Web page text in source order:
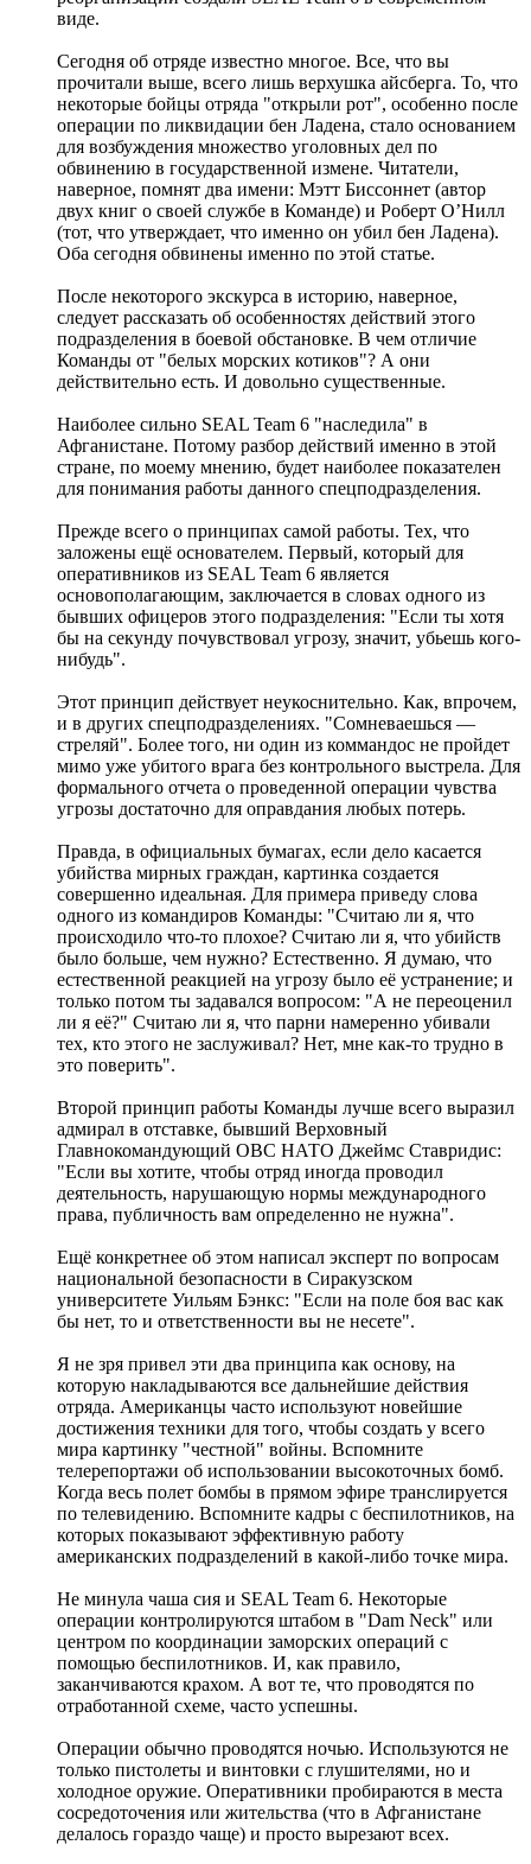
виде.
Сегодня об отряде известно многое. Все, что вы
прочитали выше, всего лишь верхушка айсберга. То, что
некоторые бойцы отряда "открыли рот", особенно после
операции по ликвидации бен Ладена, стало основанием
для возбуждения множество уголовных дел по
обвинению в государственной измене. Читатели,
наверное, помнят два имени: Мэтт Биссоннет (автор
двух книг о своей службе в Команде) и Роберт О’Нилл
(тот, что утверждает, что именно он убил бен Ладена).
Оба сегодня обвинены именно по этой статье.
После некоторого экскурса в историю, наверное,
следует рассказать об особенностях действий этого
подразделения в боевой обстановке. В чем отличие
Команды от "белых морских котиков"? А они
действительно есть. И довольно существенные.
Наиболее сильно SEAL Team 6 "наследила" в
Афганистане. Потому разбор действий именно в этой
стране, по моему мнению, будет наиболее показателен
для понимания работы данного спецподразделения.
Прежде всего о принципах самой работы. Тех, что
заложены ещё основателем. Первый, который для
оперативников из SEAL Team 6 является
основополагающим, заключается в словах одного из
бывших офицеров этого подразделения: "Если ты хотя
бы на секунду почувствовал угрозу, значит, убьешь кого-
нибудь".
Этот принцип действует неукоснительно. Как, впрочем,
и в других спецподразделениях. "Сомневаешься —
стреляй". Более того, ни один из коммандос не пройдет
мимо уже убитого врага без контрольного выстрела. Для
формального отчета о проведенной операции чувства
угрозы достаточно для оправдания любых потерь.
Правда, в официальных бумагах, если дело касается
убийства мирных граждан, картинка создается
совершенно идеальная. Для примера приведу слова
одного из командиров Команды: "Считаю ли я, что
происходило что-то плохое? Считаю ли я, что убийств
было больше, чем нужно? Естественно. Я думаю, что
естественной реакцией на угрозу было её устранение; и
только потом ты задавался вопросом: "А не переоценил
ли я её?" Считаю ли я, что парни намеренно убивали
тех, кто этого не заслуживал? Нет, мне как-то трудно в
это поверить".
Второй принцип работы Команды лучше всего выразил
адмирал в отставке, бывший Верховный
Главнокомандующий ОВС НАТО Джеймс Ставридис:
"Если вы хотите, чтобы отряд иногда проводил
деятельность, нарушающую нормы международного
права, публичность вам определенно не нужна".
Ещё конкретнее об этом написал эксперт по вопросам
национальной безопасности в Сиракузском
университете Уильям Бэнкс: "Если на поле боя вас как
бы нет, то и ответственности вы не несете".
Я не зря привел эти два принципа как основу, на
которую накладываются все дальнейшие действия
отряда. Американцы часто используют новейшие
достижения техники для того, чтобы создать у всего
мира картинку "честной" войны. Вспомните
телерепортажи об использовании высокоточных бомб.
Когда весь полет бомбы в прямом эфире транслируется
по телевидению. Вспомните кадры с беспилотников, на
которых показывают эффективную работу
американских подразделений в какой-либо точке мира.
Не минула чаша сия и SEAL Team 6. Некоторые
операции контролируются штабом в "Dam Neck" или
центром по координации заморских операций с
помощью беспилотников. И, как правило,
заканчиваются крахом. А вот те, что проводятся по
отработанной схеме, часто успешны.
Операции обычно проводятся ночью. Используются не
только пистолеты и винтовки с глушителями, но и
холодное оружие. Оперативники пробираются в места
сосредоточения или жительства (что в Афганистане
делалось гораздо чаще) и просто вырезают всех.